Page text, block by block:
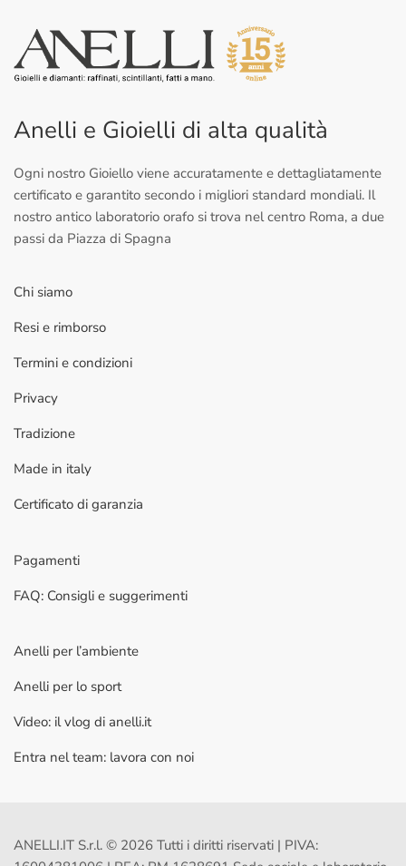
Anelli e Gioielli di alta qualità
Ogni nostro Gioiello viene accuratamente e dettagliatamente
certificato e garantito secondo i migliori standard mondiali. Il
nostro antico laboratorio orafo si trova nel centro Roma, a due
passi da Piazza di Spagna
Chi siamo
Resi e rimborso
Termini e condizioni
Privacy
Tradizione
Made in italy
Certificato di garanzia
Pagamenti
FAQ: Consigli e suggerimenti
Anelli per l’ambiente
Anelli per lo sport
Video: il vlog di anelli.it
Entra nel team: lavora con noi
ANELLI.IT S.r.l. © 2026 Tutti i diritti riservati | PIVA: